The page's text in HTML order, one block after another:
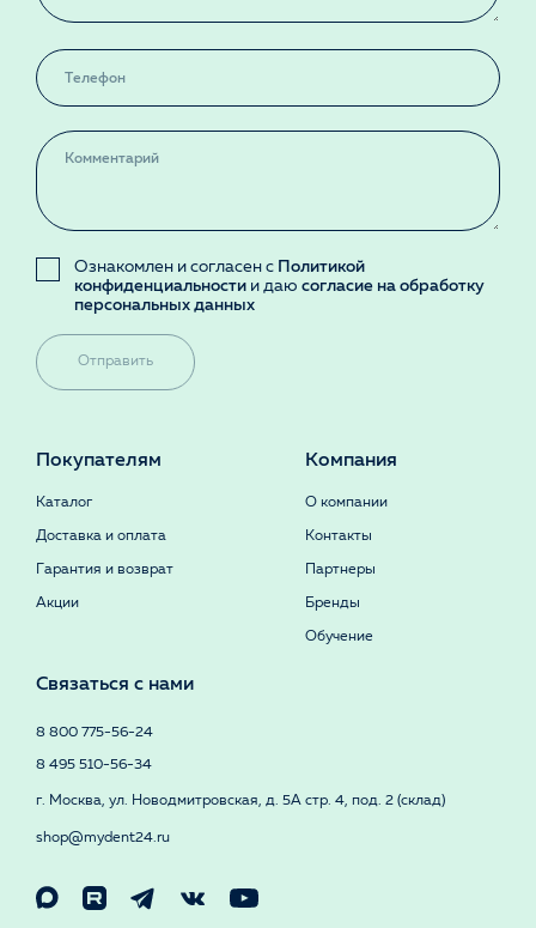
Ознакомлен и согласен с Политикой
конфиденциальности и даю согласие на обработку
персональных данных
Отправить
Покупателям
Каталог
Доставка и оплата
Гарантия и возврат
Акции
Компания
О компании
Контакты
Партнеры
Бренды
Обучение
Связаться с нами
8 800 775-56-24
8 495 510-56-34
г. Москва, ул. Новодмитровская, д. 5А стр. 4, под. 2 (склад)
shop@mydent24.ru